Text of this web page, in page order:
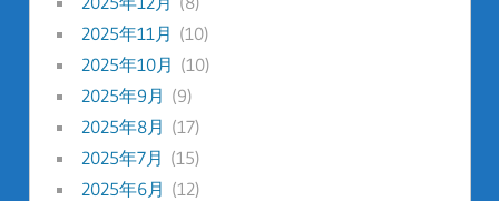
2025年11月 (10)
2025年10月 (10)
2025年9月 (9)
2025年8月 (17)
2025年7月 (15)
2025年6月 (12)